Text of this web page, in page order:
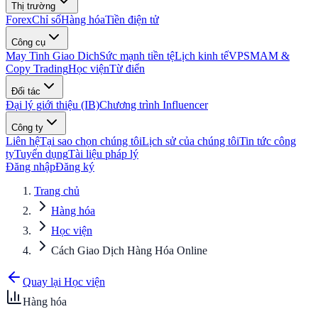
Thị trường
ForexChỉ sốHàng hóaTiền điện tử
Công cụ
May Tinh Giao DichSức mạnh tiền tệLịch kinh tếVPSMAM &
Copy TradingHọc việnTừ điển
Đối tác
Đại lý giới thiệu (IB)Chương trình Influencer
Công ty
Liên hệTại sao chọn chúng tôiLịch sử của chúng tôiTin tức công
tyTuyển dụngTài liệu pháp lý
Đăng nhậpĐăng ký
Trang chủ
Hàng hóa
Học viện
Cách Giao Dịch Hàng Hóa Online
Quay lại Học viện
Hàng hóa